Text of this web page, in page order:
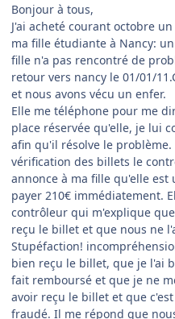
Bonjour à tous,
J'ai acheté courant octobre
ma fille étudiante à Nancy:
fille n'a pas rencontré de
retour vers nancy le 01/01/
et nous avons vécu un enfer.
Elle me téléphone pour me
place réservée qu'elle, je lui
afin qu'il résolve le
vérification des billets le
annonce à ma fille qu'elle
payer 210€ immédiatement.
contrôleur qui m'explique
reçu le billet et que nous ne
Stupéfaction!
bien reçu le billet, que je l'ai
fait remboursé et que je ne
avoir reçu le billet et que
fraudé. Il me répond que